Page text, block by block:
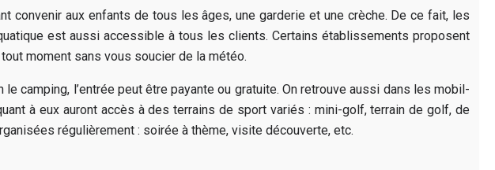
convenir aux enfants de tous les âges, une garderie et une crèche. De ce fait, les
est aussi accessible à tous les clients. Certains établissements proposent
moment sans vous soucier de la météo.
camping, l’entrée peut être payante ou gratuite. On retrouve aussi dans les mobil-
à eux auront accès à des terrains de sport variés : mini-golf, terrain de golf, de
régulièrement : soirée à thème, visite découverte, etc.